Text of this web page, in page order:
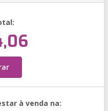
à venda na: